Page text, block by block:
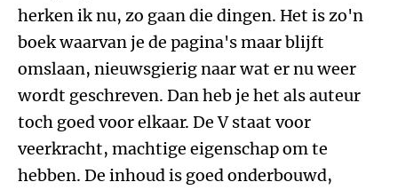
herken ik nu, zo gaan die dingen. Het is zo'n
boek waarvan je de pagina's maar blijft
omslaan, nieuwsgierig naar wat er nu weer
wordt geschreven. Dan heb je het als auteur
toch goed voor elkaar. De V staat voor
veerkracht, machtige eigenschap om te
hebben. De inhoud is goed onderbouwd,